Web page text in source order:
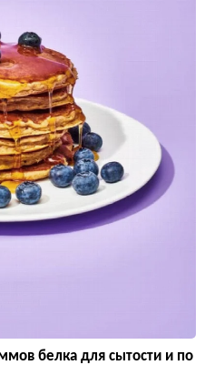
белка для сытости и по